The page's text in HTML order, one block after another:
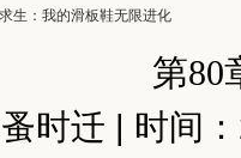
生：我的滑板鞋无限进化
第80
时迁 | 时间